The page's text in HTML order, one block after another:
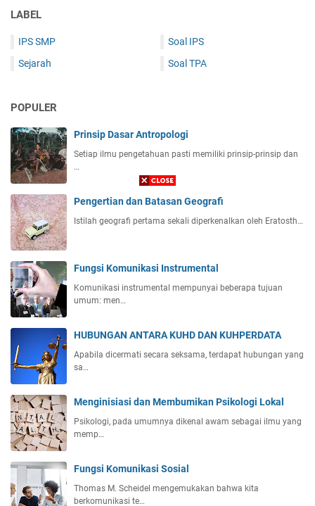
LABEL
IPS SMP
Sejarah
Soal IPS
Soal TPA
POPULER
Prinsip Dasar Antropologi
Setiap ilmu pengetahuan pasti memiliki prinsip-prinsip dan
…
Pengertian dan Batasan Geografi
Istilah geografi pertama sekali diperkenalkan oleh Eratosth…
Fungsi Komunikasi Instrumental
Komunikasi instrumental mempunyai beberapa tujuan
umum: men…
HUBUNGAN ANTARA KUHD DAN KUHPERDATA
Apabila dicermati secara seksama, terdapat hubungan yang
sa…
Menginisiasi dan Membumikan Psikologi Lokal
Psikologi, pada umumnya dikenal awam sebagai ilmu yang
memp…
Fungsi Komunikasi Sosial
Thomas M. Scheidel mengemukakan bahwa kita
berkomunikasi te…